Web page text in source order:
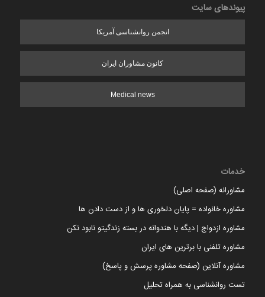
پیوندهای سایت
انجمن روانشناسی آمریکا
کانون مشاوران ایران
Medical news
خدمات
مشاورانه (صفحه اصلی)
مشاوره خانواده = پایان دلخوری ها و از دست دادن ها
مشاوره ازدواج | دیگه با هندوانه در بسته زندگیتو نابود نکن
مشاوره تلفنی با برترین های ایران
مشاوره آنلاین (صفحه مشاوره پرسش و پاسخ)
تست روانشناسی به همراه تحلیل